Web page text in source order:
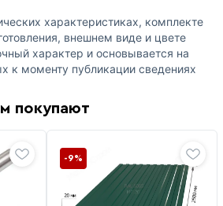
характеристиках, комплекте
внешнем виде и цвете
характер и основывается на
к моменту публикации сведениях
покупают
-9%